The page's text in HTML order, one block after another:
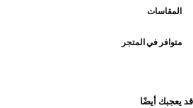
المقاسات
متوافر في المتجر
قد يعجبك أيضًا